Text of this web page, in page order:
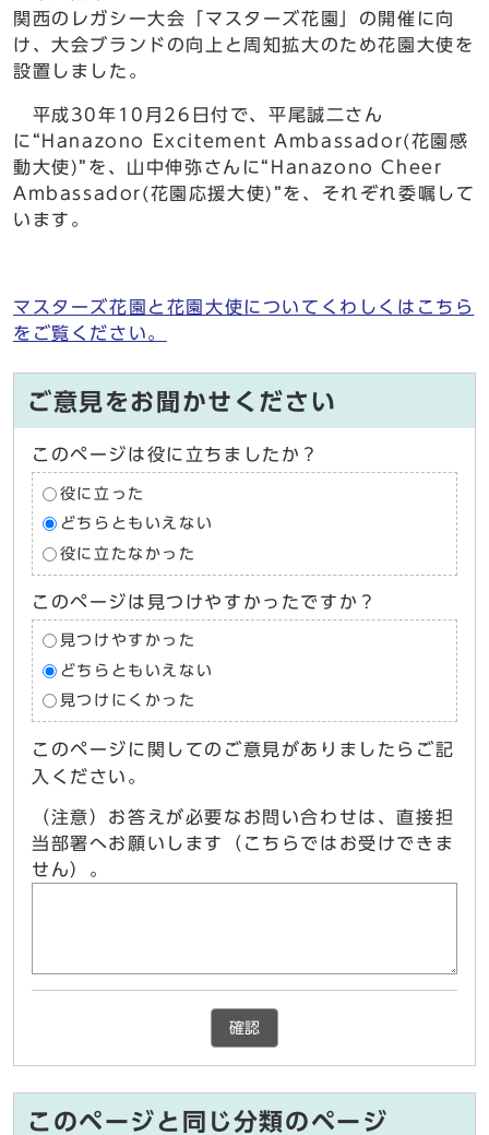
関西のレガシー大会「マスターズ花園」の開催に向
け、大会ブランドの向上と周知拡大のため花園大使を
設置しました。
平成30年10月26日付で、平尾誠二さん
に“Hanazono Excitement Ambassador(花園感
動大使)”を、山中伸弥さんに“Hanazono Cheer
Ambassador(花園応援大使)”を、それぞれ委嘱して
います。
マスターズ花園と花園大使についてくわしくはこちら
をご覧ください。
ご意見をお聞かせください
このページは役に立ちましたか？
役に立った
どちらともいえない
役に立たなかった
このページは見つけやすかったですか？
見つけやすかった
どちらともいえない
見つけにくかった
このページに関してのご意見がありましたらご記
入ください。
（注意）お答えが必要なお問い合わせは、直接担
当部署へお願いします（こちらではお受けできま
せん）。
確認
このページと同じ分類のページ